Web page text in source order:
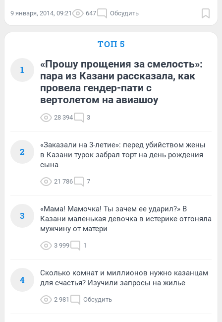
9 января, 2014, 09:21 647 Обсудить
ТОП 5
1
«Прошу прощения за смелость»:
пара из Казани рассказала, как
провела гендер-пати с
вертолетом на авиашоу
28 394 3
2
«Заказали на 3-летие»: перед убийством жены
в Казани турок забрал торт на день рождения
сына
21 786 7
3
«Мама! Мамочка! Ты зачем ее ударил?» В
Казани маленькая девочка в истерике отгоняла
мужчину от матери
3 999 1
4
Сколько комнат и миллионов нужно казанцам
для счастья? Изучили запросы на жилье
2 981 Обсудить